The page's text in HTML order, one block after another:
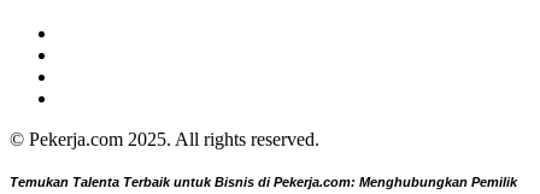
© Pekerja.com 2025. All rights reserved.
Temukan Talenta Terbaik untuk Bisnis di Pekerja.com: Menghubungkan Pemilik